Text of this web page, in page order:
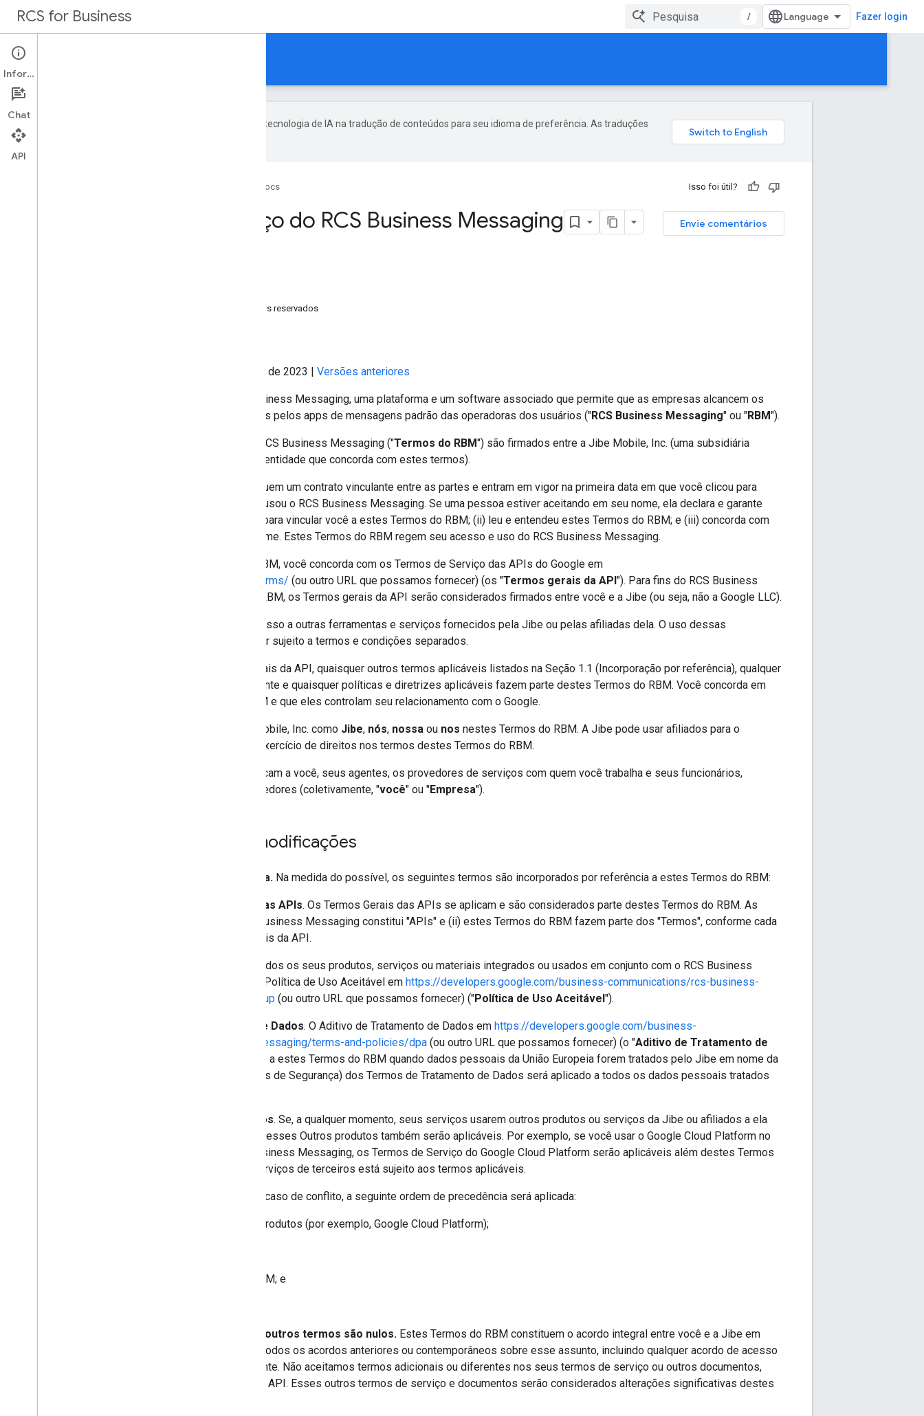
RCS for Business / Fazer login
Docs
O Google usa tecnologia de IA na tradução de conteúdos para seu idioma de preferência. As traduções
Docs Isso foi útil?
Envie comentários
Termos de Serviço do RCS Business Messaging
4 Direito de revenda; sem taxas; direitos reservados
Última modificação: 20 de outubro de 2023 | Versões anteriores
Agradecemos por usar o RCS Business Messaging, uma plataforma e um software associado que permite que as empresas alcancem os
clientes com conversas avançadas pelos apps de mensagens padrão das operadoras dos usuários ("RCS Business Messaging" ou "RBM").
(A) Estes Termos de Serviço do RCS Business Messaging ("Termos do RBM") são firmados entre a Jibe Mobile, Inc. (uma subsidiária
integral da Google LLC) e você (a entidade que concorda com estes termos).
(B) Estes Termos do RBM constituem um contrato vinculante entre as partes e entram em vigor na primeira data em que você clicou para
aceitar estes Termos do RBM ou usou o RCS Business Messaging. Se uma pessoa estiver aceitando em seu nome, ela declara e garante
que: (i) tem total autoridade legal para vincular você a estes Termos do RBM; (ii) leu e entendeu estes Termos do RBM; e (iii) concorda com
estes Termos do RBM em seu nome. Estes Termos do RBM regem seu acesso e uso do RCS Business Messaging.
(C) Ao aceitar estes Termos do RBM, você concorda com os Termos de Serviço das APIs do Google em
https://developers.google.com/terms/ (ou outro URL que possamos fornecer) (os "Termos gerais da API"). Para fins do RCS Business
Messaging e destes Termos do RBM, os Termos gerais da API serão considerados firmados entre você e a Jibe (ou seja, não a Google LLC).
(D) Além disso, você pode ter acesso a outras ferramentas e serviços fornecidos pela Jibe ou pelas afiliadas dela. O uso dessas
ferramentas e serviços pode estar sujeito a termos e condições separados.
(E) Coletivamente, os Termos gerais da API, quaisquer outros termos aplicáveis listados na Seção 1.1 (Incorporação por referência), qualquer
documentação da API acompanhante e quaisquer políticas e diretrizes aplicáveis fazem parte destes Termos do RBM. Você concorda em
obedecer a estes Termos do RBM e que eles controlam seu relacionamento com o Google.
(F) Podemos nos referir à Jibe Mobile, Inc. como Jibe, nós, nossa ou nos nestes Termos do RBM. A Jibe pode usar afiliados para o
cumprimento de obrigações e o exercício de direitos nos termos destes Termos do RBM.
(G) Estes Termos do RBM se aplicam a você, seus agentes, os provedores de serviços com quem você trabalha e seus funcionários,
representantes, agentes e fornecedores (coletivamente, "você" ou "Empresa").
1 Termos aplicáveis; modificações
1.1 Incorporação por referência. Na medida do possível, os seguintes termos são incorporados por referência a estes Termos do RBM:
Termos de Serviço gerais das APIs. Os Termos Gerais das APIs se aplicam e são considerados parte destes Termos do RBM. As
partes concordam que (i) o RCS Business Messaging constitui "APIs" e (ii) estes Termos do RBM fazem parte dos "Termos", conforme cada
termo é definido nos Termos gerais da API.
. Todos os seus produtos, serviços ou materiais integrados ou usados em conjunto com o RCS Business
Messaging precisam obedecer à Política de Uso Aceitável em https://developers.google.com/business-communications/rcs-business-
messaging/terms-and-policies/aup (ou outro URL que possamos fornecer) ("Política de Uso Aceitável").
Aditivo sobre Tratamento de Dados. O Aditivo de Tratamento de Dados em https://developers.google.com/business-
communications/rcs-business-messaging/terms-and-policies/dpa (ou outro URL que possamos fornecer) (o "Aditivo de Tratamento de
") será aplicado às partes e a estes Termos do RBM quando dados pessoais da União Europeia forem tratados pelo Jibe em nome da
Empresa, e o Apêndice 2 (Medidas de Segurança) dos Termos de Tratamento de Dados será aplicado a todos os dados pessoais tratados
Termos para outros produtos. Se, a qualquer momento, seus serviços usarem outros produtos ou serviços da Jibe ou afiliados a ela
"), os termos desses Outros produtos também serão aplicáveis. Por exemplo, se você usar o Google Cloud Platform no
serviço que oferece pelo RCS Business Messaging, os Termos de Serviço do Google Cloud Platform serão aplicáveis além destes Termos
do RBM. O uso de produtos ou serviços de terceiros está sujeito aos termos aplicáveis.
Em caso de conflito, a seguinte ordem de precedência será aplicada:
(a) Termos de serviço de outros produtos (por exemplo, Google Cloud Platform);
(c) todos os outros Termos do RBM; e
1.3 Contrato integral; todos os outros termos são nulos. Estes Termos do RBM constituem o acordo integral entre você e a Jibe em
relação ao assunto e substituem todos os acordos anteriores ou contemporâneos sobre esse assunto, incluindo qualquer acordo de acesso
antecipado executado anteriormente. Não aceitamos termos adicionais ou diferentes nos seus termos de serviço ou outros documentos,
incluindo os termos de serviço da API. Esses outros termos de serviço e documentos serão considerados alterações significativas destes
Informações
Chat
API